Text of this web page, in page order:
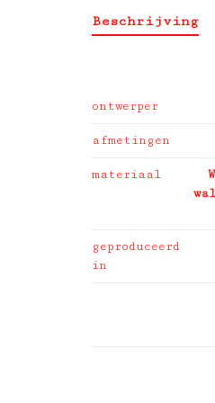
Beschrijving
ontwerper
afmetingen
materiaal
geproduceerd
in